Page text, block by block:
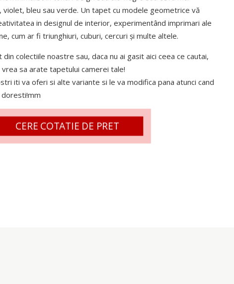
violet, bleu sau verde. Un tapet cu modele geometrice vă
in designul de interior, experimentând imprimari ale
cum ar fi triunghiuri, cuburi, cercuri și multe altele.
colectiile noastre sau, daca nu ai gasit aici ceea ce cautai,
sa arate tapetului camerei tale!
iti va oferi si alte variante si le va modifica pana atunci cand
doresti!mm
CERE COTATIE DE PRET